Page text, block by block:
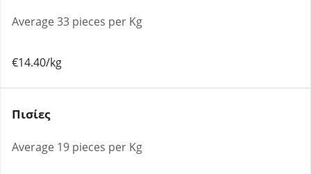
Average 33 pieces per Kg
€14.40/kg
Πισίες
Average 19 pieces per Kg